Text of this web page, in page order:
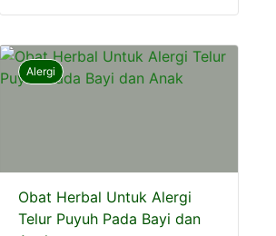
Alergi
Obat Herbal Untuk Alergi
Telur Puyuh Pada Bayi dan